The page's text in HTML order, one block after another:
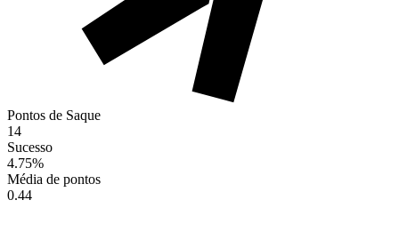
Pontos de Saque
14
Sucesso
4.75%
Média de pontos
0.44